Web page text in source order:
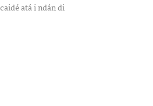
atá i ndán di